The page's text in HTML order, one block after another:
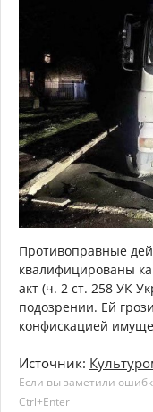
Противоправные
квалифицированы
акт (ч. 2 ст. 258 УК
подозрении. Ей
конфискацией
Источник:
Если вы заметили
Ctrl+Enter